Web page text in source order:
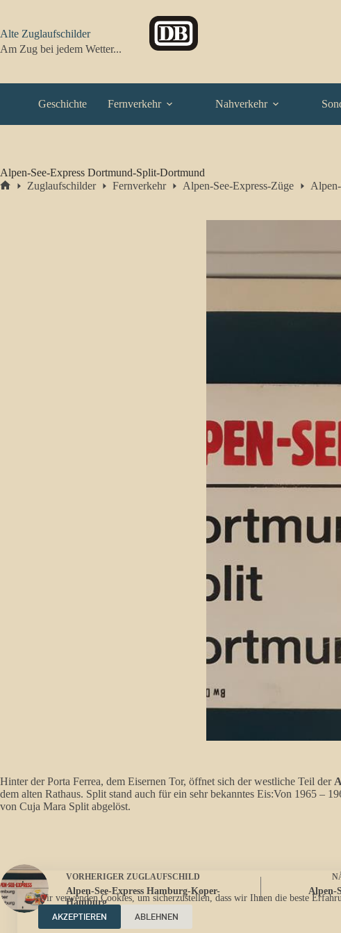
springen
Wir verwenden Cookies, um sicherzustellen, dass wir Ihnen die beste
AKZEPTIEREN
ABLEHNEN
Alte Zuglaufschilder
Am Zug bei jedem Wetter...
Geschichte Fernverkehr Nahverkehr
Alpen-See-Express Dortmund-Split-Dortmund
Zuglaufschilder Fernverkehr Alpen-See-Express-Züge
Hinter der Porta Ferrea, dem Eisernen Tor, öffnet sich der westliche Teil der
dem alten Rathaus. Split stand auch für ein sehr bekanntes Eis:Von 1965 –
von Cuja Mara Split abgelöst.
VORHERIGER ZUGLAUFSCHILD
Alpen-See-Express Hamburg-Koper-
Hamburg
Alpen-